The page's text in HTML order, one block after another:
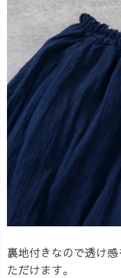
裏地付きなので透け
ただけます。